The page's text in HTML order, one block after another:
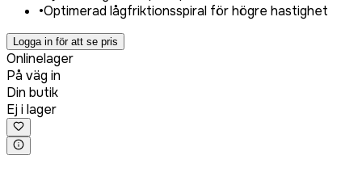
•Optimerad lågfriktionsspiral för högre hastighet
Logga in för att se pris
Onlinelager
På väg in
Din butik
Ej i lager